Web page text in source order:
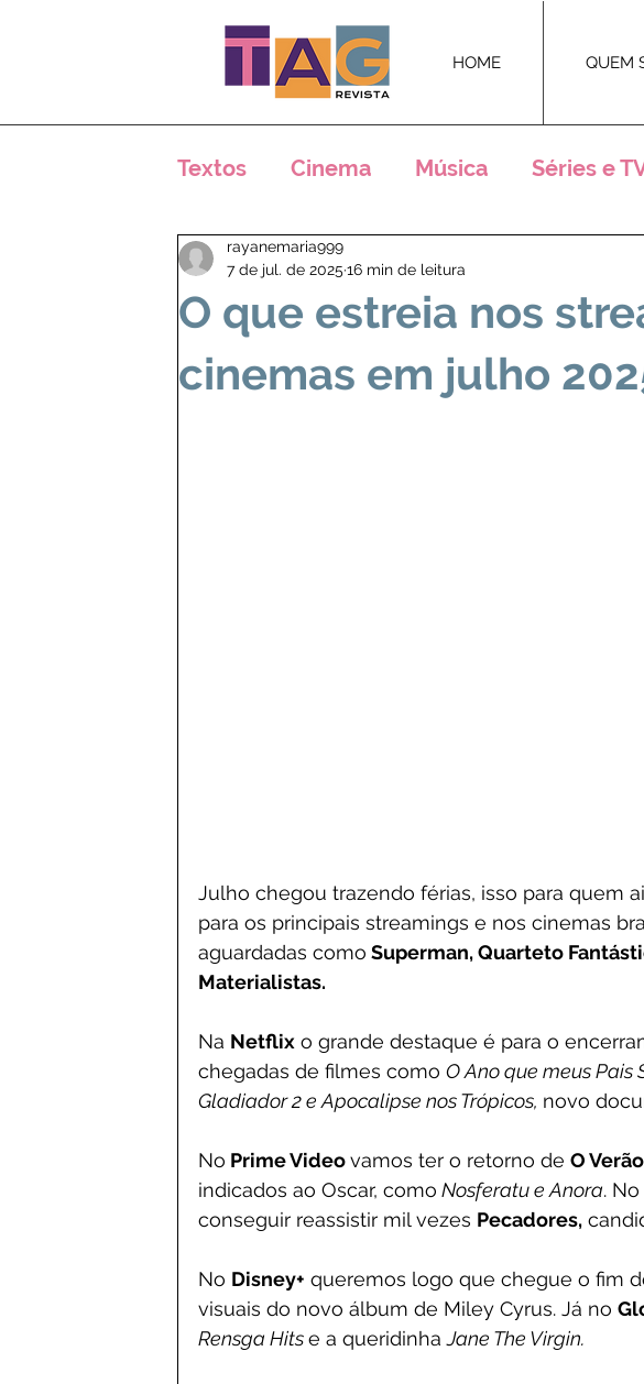
HOME QUEM
Textos Cinema Música Séries e
Críticas
Crônicas
O que estreia nos
cinemas em julho
rayanemaria999
7 de jul. de 2025 16 min de leitura
Julho chegou trazendo férias, isso para quem
para os principais streamings e nos cinemas
aguardadas como Superman, Quarteto
Materialistas.
Na Netflix o grande destaque é para o
chegadas de filmes como O Ano que meus Pais
Gladiador 2 e Apocalipse nos Trópicos, novo
No Prime Video vamos ter o retorno de O
indicados ao Oscar, como Nosferatu e Anora. No
conseguir reassistir mil vezes Pecadores,
No Disney+ queremos logo que chegue o fim
visuais do novo álbum de Miley Cyrus. Já no
Rensga Hits e a queridinha Jane The Virgin.